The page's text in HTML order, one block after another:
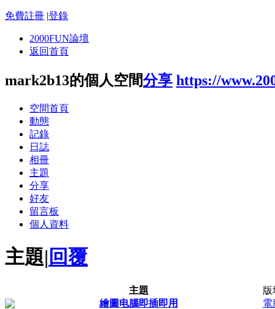
免費註冊 |登錄
2000FUN論壇
返回首頁
mark2b13的個人空間分享 https://
空間首頁
動態
記錄
日誌
相冊
主題
分享
好友
留言板
個人資料
主題| 回覆
主題
版
繪圖电腦即插即用
電